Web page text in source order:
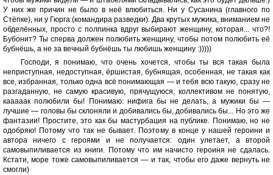
У них же причин не было в неё влюбиться. Ни у Сусанина (главного по
Стёпке), ни у Гюрга (командира разведки). Два крутых мужика, вниманием не
обделённых, просто с полпинка вдруг выбирают женщину, которая... что?!
Бубонит? Ты сперва должен полюбить женщину, чтобы потом полюбить её
бубнёшь, а не за вечный бубнёшь ты любишь женщину :)))))
Господи, я понимаю, что очень хочется, чтобы ты вся такая была
неприступная, недоступная, ёршистая, бубнящая, особенная, не такая как
все, избранная, только одна всё понимающая — и тебя всю такую, сразу не
разгаданную, не самую красивую, прячущуюся, коллективом не понятую,
кааааак полюбили бы! Понимаю: нифига бы не делать, а мужики бы —
лучшие — головы бы склоняли и добивались бы, добивались бы... Но это же
фантазии! Простите, это как бы мастурбация на публике. Понимаю, но не
одобряю! Потому что так не бывает. Поэтому в конце у нашей героини и
автора ничего с героями и не получается: один улетает, а второй
самовыпиливается из книги. Потому что им начисто героиня не сдалась.
Кстати, море тоже самовыпиливается — и так, чтобы его даже вернуть не
смогли)